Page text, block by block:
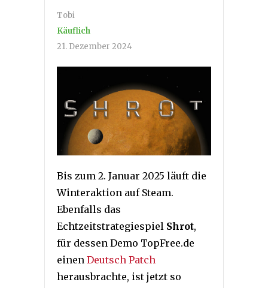
Tobi
Käuflich
21. Dezember 2024
Bis zum 2. Januar 2025 läuft die
Winteraktion auf Steam.
Ebenfalls das
Echtzeitstrategiespiel Shrot,
für dessen Demo TopFree.de
einen Deutsch Patch
herausbrachte, ist jetzt so